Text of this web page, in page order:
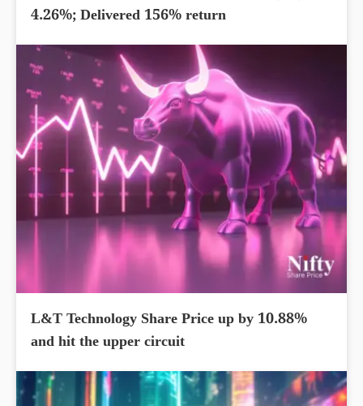
4.26%; Delivered 156% return
L&T Technology Share Price up by 10.88%
and hit the upper circuit